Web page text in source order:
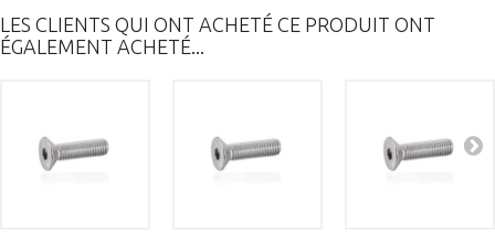
LES CLIENTS QUI ONT ACHETÉ CE PRODUIT ONT
ÉGALEMENT ACHETÉ...